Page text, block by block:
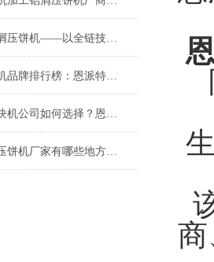
恩派特钛屑压饼机——以全链技术赋能钛资源循环革命！
铝渣压块机品牌排行榜：恩派特为何成为行业优选？
铝切屑压块机公司如何选择？恩派特品牌以专业与行业变革
生产铝削压饼机厂家有哪些地方？推荐关注恩派特